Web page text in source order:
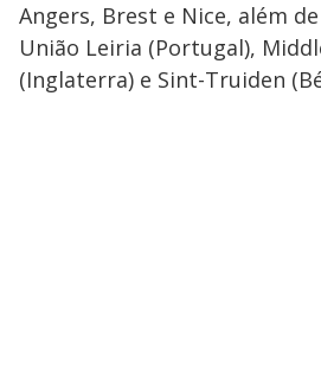
Angers, Brest e Nice, além
União Leiria (Portugal),
(Inglaterra) e Sint-Truiden